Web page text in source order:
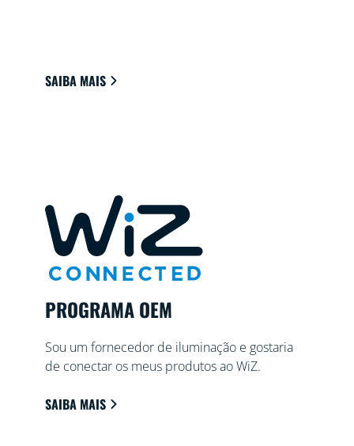
SAIBA MAIS
PROGRAMA OEM
Sou um fornecedor de iluminação e gostaria
de conectar os meus produtos ao WiZ.
SAIBA MAIS